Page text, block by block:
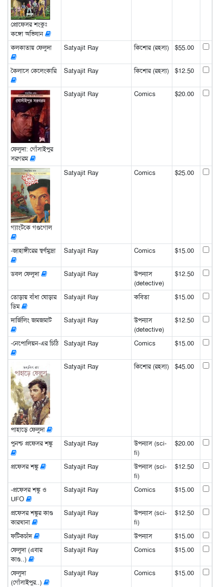
প্রোফেসর শংকুঃ
কঙ্গো অভিযান
কলকাতায় ফেলুদা
Satyajit Ray কিশোর (রহস্য) $55.00
কৈলাসে কেলেংকারি Satyajit Ray কিশোর (রহস্য) $12.50
ফেলুদা: গোঁসাইপুর
সরগরম
Satyajit Ray Comics $20.00
গ্যাংটকে গণ্ডগোল
Satyajit Ray Comics $25.00
-জাহাঙ্গীরের স্বর্ণমুদ্রা Satyajit Ray Comics $15.00
ডবল ফেলুদা Satyajit Ray
উপন্যাস
(detective)
$12.50
তোড়ায় বাঁধা ঘোড়ার
ডিম
Satyajit Ray কবিতা $15.00
দার্জিলিং জমজমাট Satyajit Ray
উপন্যাস
(detective)
$12.50
-নেপোলিয়ন-এর চিঠি Satyajit Ray Comics $15.00
পাহাড়ে ফেলুদা
Satyajit Ray কিশোর (রহস্য) $45.00
পুনশ্চ প্রফেসর শঙ্কু Satyajit Ray
উপন্যাস (sci-
fi)
$20.00
প্রফেসর শঙ্কু Satyajit Ray
উপন্যাস (sci-
fi)
$12.50
-প্রফেসর শঙ্কু ও
UFO
Satyajit Ray Comics $15.00
প্রফেসর শঙ্কুর কাণ্ড
কারখানা
Satyajit Ray
উপন্যাস (sci-
fi)
$12.50
ফটিকচাঁদ Satyajit Ray উপন্যাস
$15.00
ফেলুদা (এবার
কাণ্ড..)
Satyajit Ray Comics $15.00
ফেলুদা
(গোঁসাইপুর..)
Satyajit Ray Comics $15.00